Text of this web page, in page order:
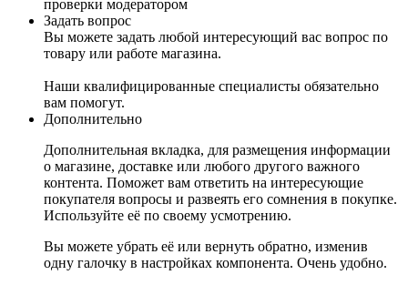
проверки модератором
Задать вопрос
Вы можете задать любой интересующий вас вопрос по
товару или работе магазина.
Наши квалифицированные специалисты обязательно
вам помогут.
Дополнительно
Дополнительная вкладка, для размещения информации
о магазине, доставке или любого другого важного
контента. Поможет вам ответить на интересующие
покупателя вопросы и развеять его сомнения в покупке.
Используйте её по своему усмотрению.
Вы можете убрать её или вернуть обратно, изменив
одну галочку в настройках компонента. Очень удобно.